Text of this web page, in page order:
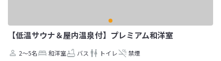
【低温サウナ＆屋内温泉付】プレミアム和洋室
2～5名 和洋室 バス トイレ 禁煙